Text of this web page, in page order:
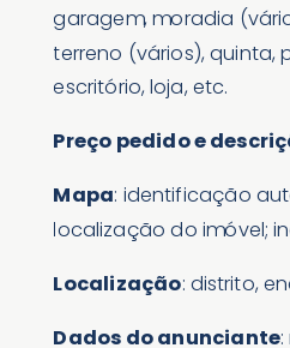
garagem, moradia
terreno (vários), quinta,
escritório, loja, etc.
Preço pedido e
Mapa: identificação
localização do imóvel;
Localização: distrito,
Dados do anunciante